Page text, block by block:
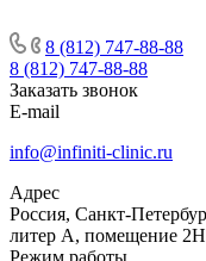
8 (812) 747-88-88
8 (812) 747-88-88
Заказать звонок
E-mail
info@infiniti-clinic.ru
Адрес
Россия, Санкт-
литер А, помещение
Режим работы